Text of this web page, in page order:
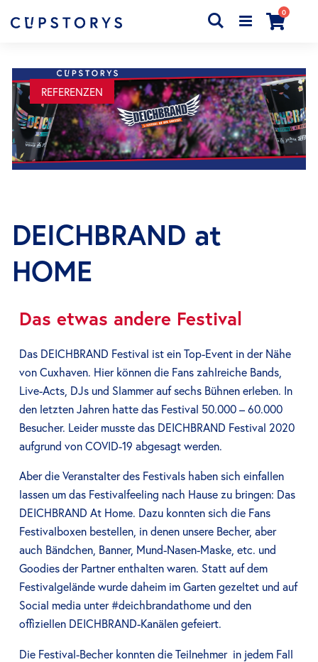
Cart
0Artikel
Search
REFERENZEN
DEICHBRAND at
HOME
Das etwas andere Festival
Das DEICHBRAND Festival ist ein Top-Event in der Nähe
von Cuxhaven. Hier können die Fans zahlreiche Bands,
Live-Acts, DJs und Slammer auf sechs Bühnen erleben. In
den letzten Jahren hatte das Festival 50.000 – 60.000
Besucher. Leider musste das DEICHBRAND Festival 2020
aufgrund von COVID-19 abgesagt werden.
Aber die Veranstalter des Festivals haben sich einfallen
lassen um das Festivalfeeling nach Hause zu bringen: Das
DEICHBRAND At Home. Dazu konnten sich die Fans
Festivalboxen bestellen, in denen unsere Becher, aber
auch Bändchen, Banner, Mund-Nasen-Maske, etc. und
Goodies der Partner enthalten waren. Statt auf dem
Festivalgelände wurde daheim im Garten gezeltet und auf
Social media unter #deichbrandathome und den
offiziellen DEICHBRAND-Kanälen gefeiert.
Die Festival-Becher konnten die Teilnehmer in jedem Fall